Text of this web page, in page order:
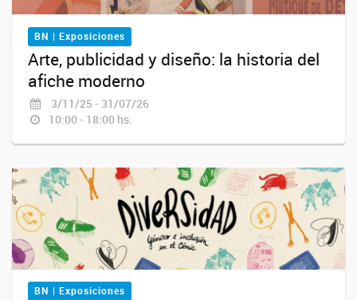
BN | Exposiciones
Arte, publicidad y diseño: la historia del
afiche moderno
3/11/25 - 31/07/26
10:00 - 18:00 hs.
BN | Exposiciones